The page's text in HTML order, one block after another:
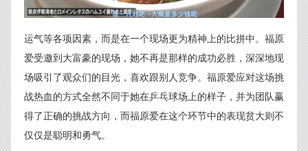
运气等各项因素，而是在一个现场更为精神上的比拼中。福原
爱受邀到大富豪的现场，她不再是那样的成功必胜，深深地现
场吸引了观众们的目光，喜欢跟别人竞争。福原爱应对这场挑
战热血的方式全然不同于她在乒乓球场上的样子，并为团队赢
得了正确的挑战方向，而福原爱在这个环节中的表现贫大则不
仅仅是聪明和勇气。